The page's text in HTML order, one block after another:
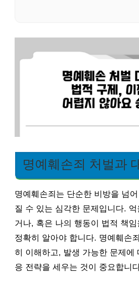
명예훼손죄 처벌과
명예훼손죄는 단순한 비방을 넘
질 수 있는 심각한 문제입니다.
거나, 혹은 나의 행동이 법적 책
정확히 알아야 합니다. 명예훼손
히 이해하고, 발생 가능한 문제에
응 전략을 세우는 것이 중요합니